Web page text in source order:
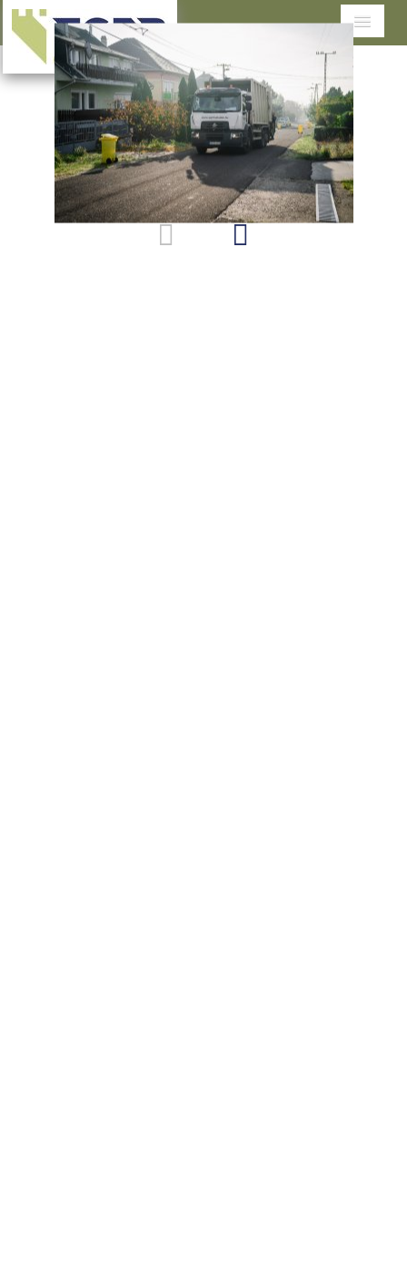
Cégünkről
Tevékenységeink
Szolgáltatások területenként
Dokumentumtár